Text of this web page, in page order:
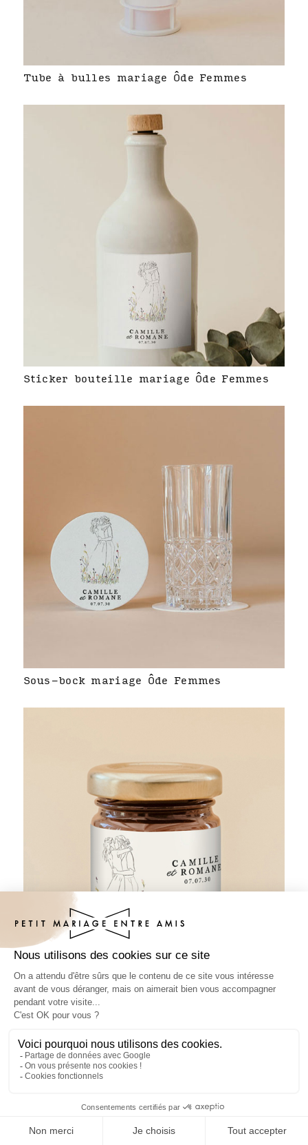
Tube à bulles mariage Ôde Femmes
Sticker bouteille mariage Ôde Femmes
Sous-bock mariage Ôde Femmes
Pâte à tartiner mariage Ôde Femmes